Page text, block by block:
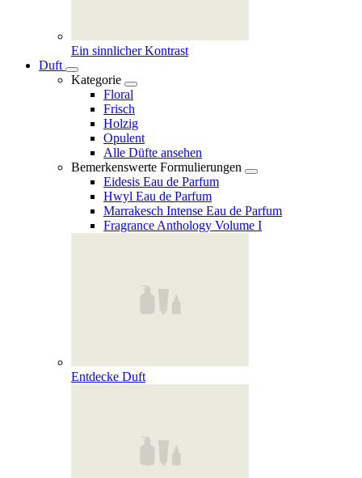
Ein sinnlicher Kontrast
Duft
Kategorie
Floral
Frisch
Holzig
Opulent
Alle Düfte ansehen
Bemerkenswerte Formulierungen
Eidesis Eau de Parfum
Hwyl Eau de Parfum
Marrakesch Intense Eau de Parfum
Fragrance Anthology Volume I
Entdecke Duft